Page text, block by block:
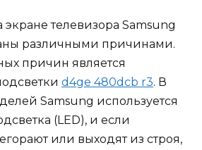
экране телевизора Samsung
различными причинами.
причин является
d4ge 480dcb r3. В
Samsung используется
(LED), и если
или выходят из строя,